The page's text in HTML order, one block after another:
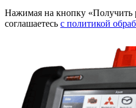
Нажимая на кнопку «Получить
соглашаетесь с политикой